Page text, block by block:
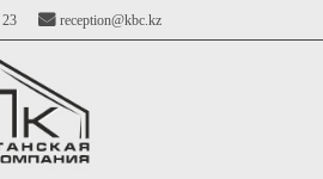
reception@kbc.kz